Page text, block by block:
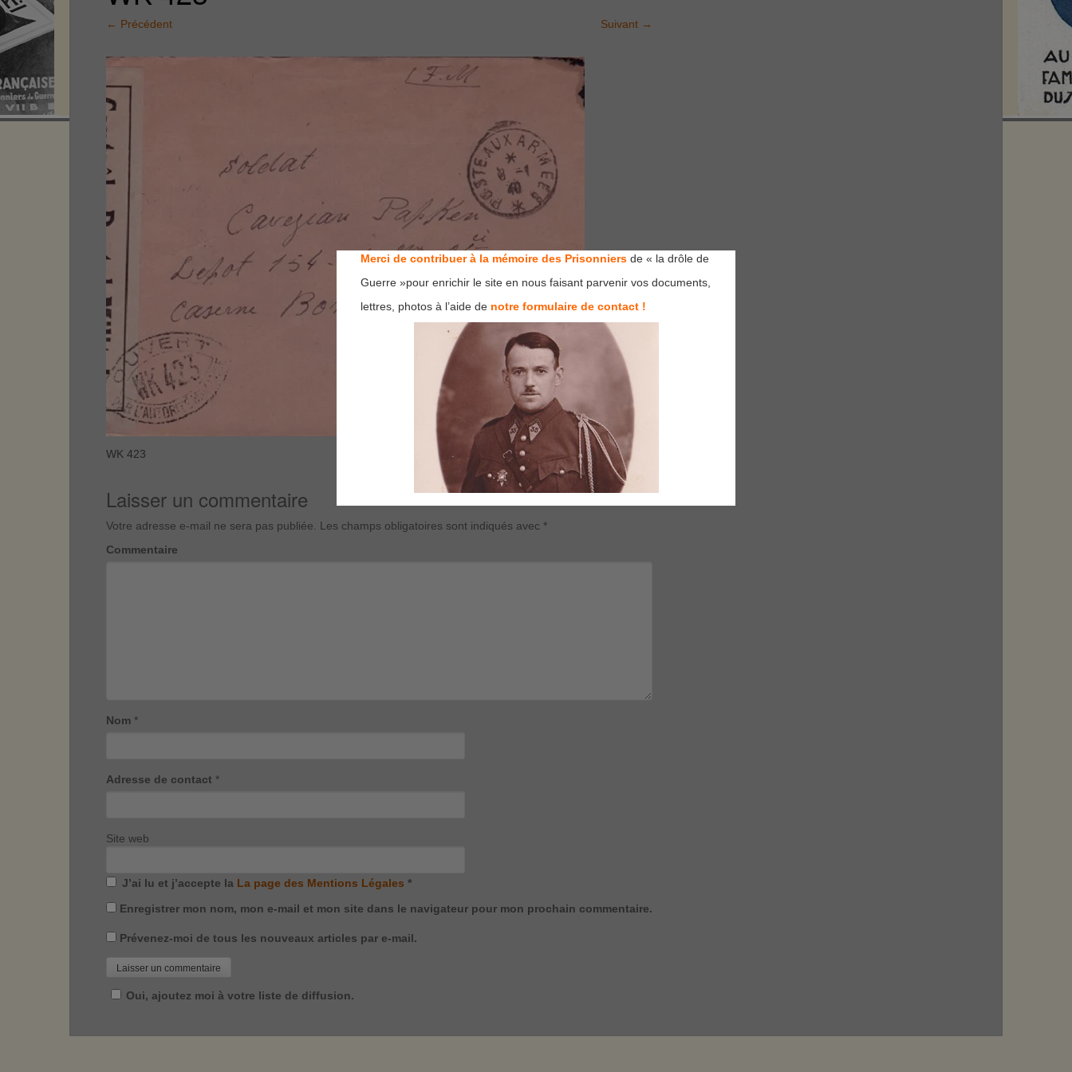
← Précédent Suivant →
WK 423
Laisser un commentaire
Votre adresse e-mail ne sera pas publiée. Les champs obligatoires sont indiqués avec *
Commentaire
Nom *
Adresse de contact *
Site web
J’ai lu et j’accepte la La page des Mentions Légales *
Enregistrer mon nom, mon e-mail et mon site dans le navigateur pour mon prochain commentaire.
Prévenez-moi de tous les nouveaux articles par e-mail.
Oui, ajoutez moi à votre liste de diffusion.
Merci de contribuer à la mémoire des Prisonniers de « la drôle de
Guerre »pour enrichir le site en nous faisant parvenir vos documents,
lettres, photos à l’aide de notre formulaire de contact !